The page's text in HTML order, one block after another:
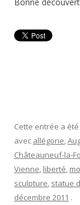
Bonne
Cette entrée a
avec allégorie,
Châteauneuf-la-
Vienne, liberté,
sculpture, statue
décembre 2011 .